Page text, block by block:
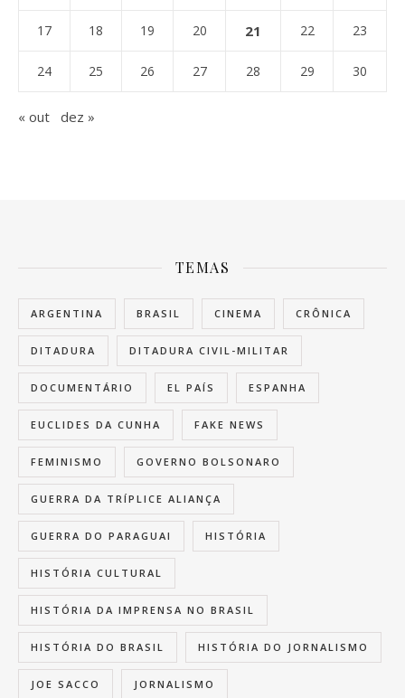
17 18 19 20 21 22 23
24 25 26 27 28 29 30
« out dez »
TEMAS
ARGENTINA BRASIL CINEMA CRÔNICA
DITADURA DITADURA CIVIL-MILITAR
DOCUMENTÁRIO EL PAÍS ESPANHA
EUCLIDES DA CUNHA FAKE NEWS
FEMINISMO GOVERNO BOLSONARO
GUERRA DA TRÍPLICE ALIANÇA
GUERRA DO PARAGUAI HISTÓRIA
HISTÓRIA CULTURAL
HISTÓRIA DA IMPRENSA NO BRASIL
HISTÓRIA DO BRASIL HISTÓRIA DO JORNALISMO
JOE SACCO JORNALISMO